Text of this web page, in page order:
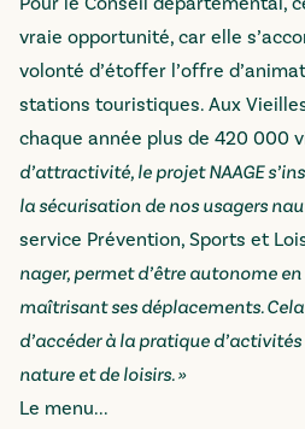
vraie opportunité, car elle
volonté d’étoffer l’offre
stations touristiques. Aux
chaque année plus de 420 000
d’attractivité, le projet NAAGE
la sécurisation de nos usagers
service Prévention, Sports et
nager, permet d’être autonome
maîtrisant ses déplacements.
d’accéder à la pratique
nature et de loisirs. »
Le menu...